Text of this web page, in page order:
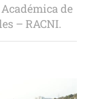
de
– RACNI.